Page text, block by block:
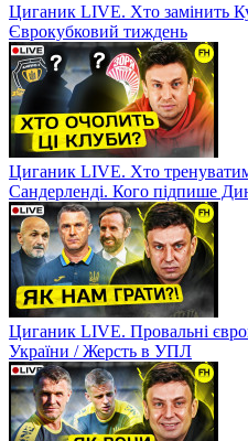
Циганик LIVE. Хто замінить
Єврокубковий тиждень
Циганик LIVE. Хто
Сандерленді. Кого підпише
Циганик LIVE. Провальні
України / Жерсть в УПЛ